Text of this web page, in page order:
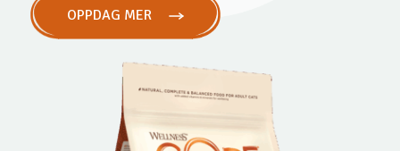
OPPDAG MER